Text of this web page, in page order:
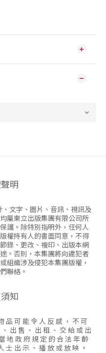
明
文字、圖片、音訊、視訊及
屬東立出版集團有限公司所
護。除特別指明外，任何人
權持有人的書面同意，不得
錄、更改、複印、出版本網
。否則，本集團將向違犯者
組織涉及侵犯本集團版權，
聯絡。
知
品 可 能 令 人 反 感 ， 不 可
出 售 、 出 租 、 交 給 或 出
地 政 府 規 定 的 合 法 年 齡
士 出 示 、 播 放 或 放 映 。